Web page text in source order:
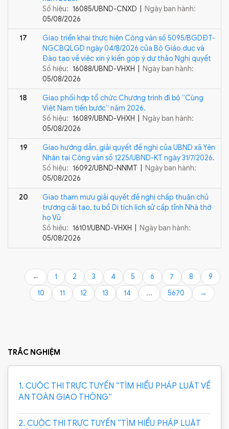
Số hiệu: 16085/UBND-CNXD |
Ngày ban hành:
05/08/2026
17
Giao triển khai thực hiện Công văn số 5095/BGDĐT-
NGCBQLGD ngày 04/8/2026 của Bộ Giáo dục và
Đào tạo về việc xin ý kiến góp ý dự thảo Nghị quyết
Số hiệu: 16088/UBND-VHXH |
Ngày ban hành:
05/08/2026
18
Giao phối hợp tổ chức Chương trình đi bộ “Cùng
Việt Nam tiến bước” năm 2026.
Số hiệu: 16089/UBND-VHXH |
Ngày ban hành:
05/08/2026
19
Giao hướng dẫn, giải quyết đề nghị của UBND xã Yên
Nhân tại Công văn số 1225/UBND-KT ngày 31/7/2026.
Số hiệu: 16092/UBND-NNMT |
Ngày ban hành:
05/08/2026
20
Giao tham mưu giải quyết đề nghị chấp thuận chủ
trương cải tạo, tu bổ Di tích lịch sử cấp tỉnh Nhà thờ
họ Vũ
Số hiệu: 16101/UBND-VHXH |
Ngày ban hành:
05/08/2026
← 1 2 3 4 5 6 7 8
9
10
11 12 13 14 ... 5670 →
TRẮC NGHIỆM
1. CUỘC THI TRỰC TUYẾN “TÌM HIỂU PHÁP LUẬT VỀ
AN TOÀN GIAO THÔNG”
2. CUỘC THI TRỰC TUYẾN “TÌM HIỂU PHÁP LUẬT